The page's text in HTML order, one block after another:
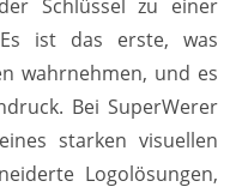
Schlüssel zu einer
Es ist das erste, was
wahrnehmen, und es
Bei SuperWerer
starken visuellen
Logolösungen,